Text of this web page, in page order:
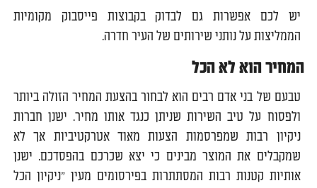
יש לכם אפשרות גם לבדוק בקבוצות פייסבוק מקומיות
הממליצות על נותני שירותים של העיר חדרה.
המחיר הוא לא הכל
טבעם של בני אדם רבים הוא לבחור בהצעת המחיר הזולה ביותר
ולפסוח על טיב השירות שניתן כנגד אותו מחיר. ישנן חברות
ניקיון רבות שמפרסמות הצעות מאוד אטרקטיביות אך לא
שמקבלים את המוצר מבינים כי יצא שכרכם בהפסדכם. ישנן
אותיות קטנות רבות המסתתרות בפירסומים מעין "ניקיון הכל